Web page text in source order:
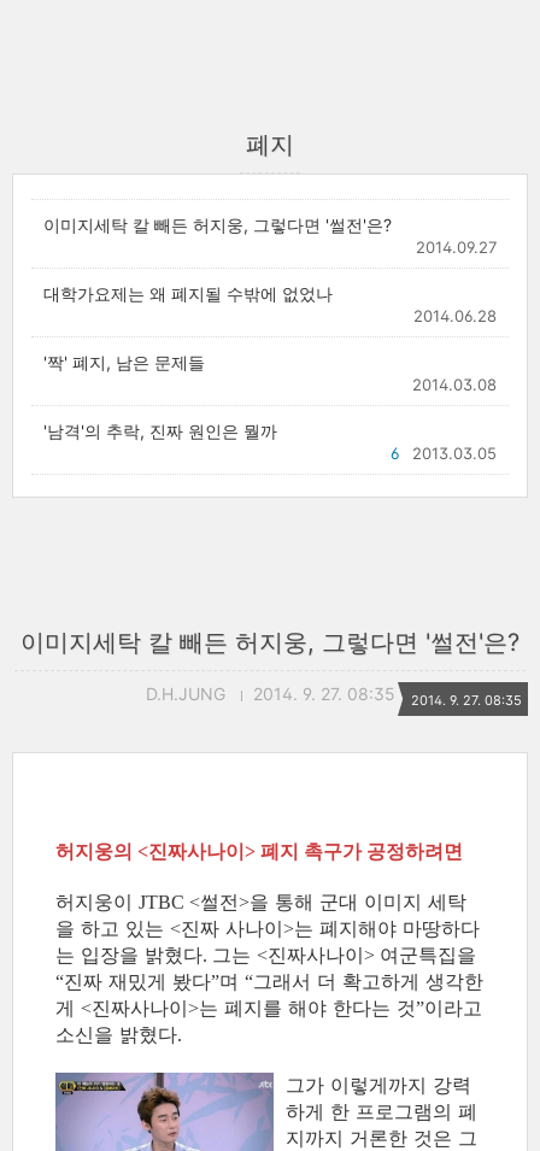
폐지
이미지세탁 칼 빼든 허지웅, 그렇다면 '썰전'은?
2014.09.27
대학가요제는 왜 폐지될 수밖에 없었나
2014.06.28
'짝' 폐지, 남은 문제들
2014.03.08
'남격'의 추락, 진짜 원인은 뭘까
2013.03.05
6
이미지세탁 칼 빼든 허지웅, 그렇다면 '썰전'은?
D.H.JUNG 2014. 9. 27. 08:35 2014. 9. 27. 08:35
허지웅의 <진짜사나이> 폐지 촉구가 공정하려면
허지웅이 JTBC <썰전>을 통해 군대 이미지 세탁
을 하고 있는 <진짜 사나이>는 폐지해야 마땅하다
는 입장을 밝혔다. 그는 <진짜사나이> 여군특집을
“진짜 재밌게 봤다”며 “그래서 더 확고하게 생각한
게 <진짜사나이>는 폐지를 해야 한다는 것”이라고
소신을 밝혔다.
그가 이렇게까지 강력
하게 한 프로그램의 폐
지까지 거론한 것은 그